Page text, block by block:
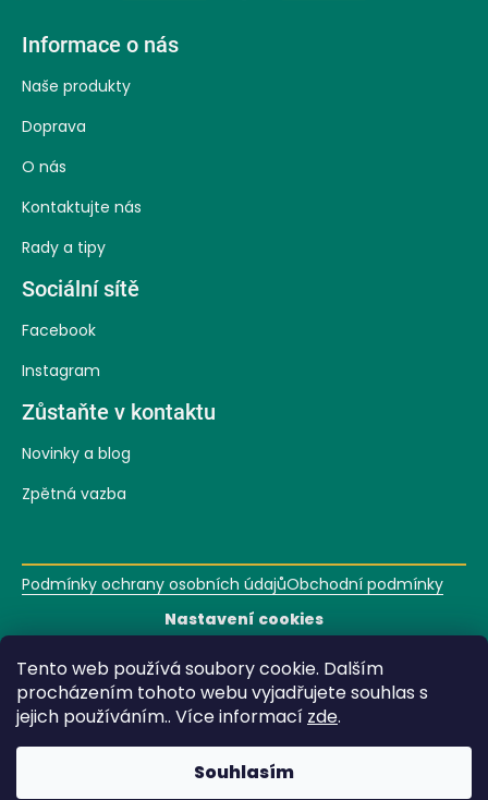
Tento web používá soubory cookie. Dalším
procházením tohoto webu vyjadřujete souhlas s
jejich používáním.. Více informací zde.
Souhlasím
Informace o nás
Naše produkty
Doprava
O nás
Kontaktujte nás
Rady a tipy
Sociální sítě
Facebook
Instagram
Zůstaňte v kontaktu
Novinky a blog
Zpětná vazba
Podmínky ochrany osobních údajůObchodní podmínky
Nastavení cookies
Vytvořil Shoptet
Zvonící stromek
vyhrazena.Upravit nastavení cookies